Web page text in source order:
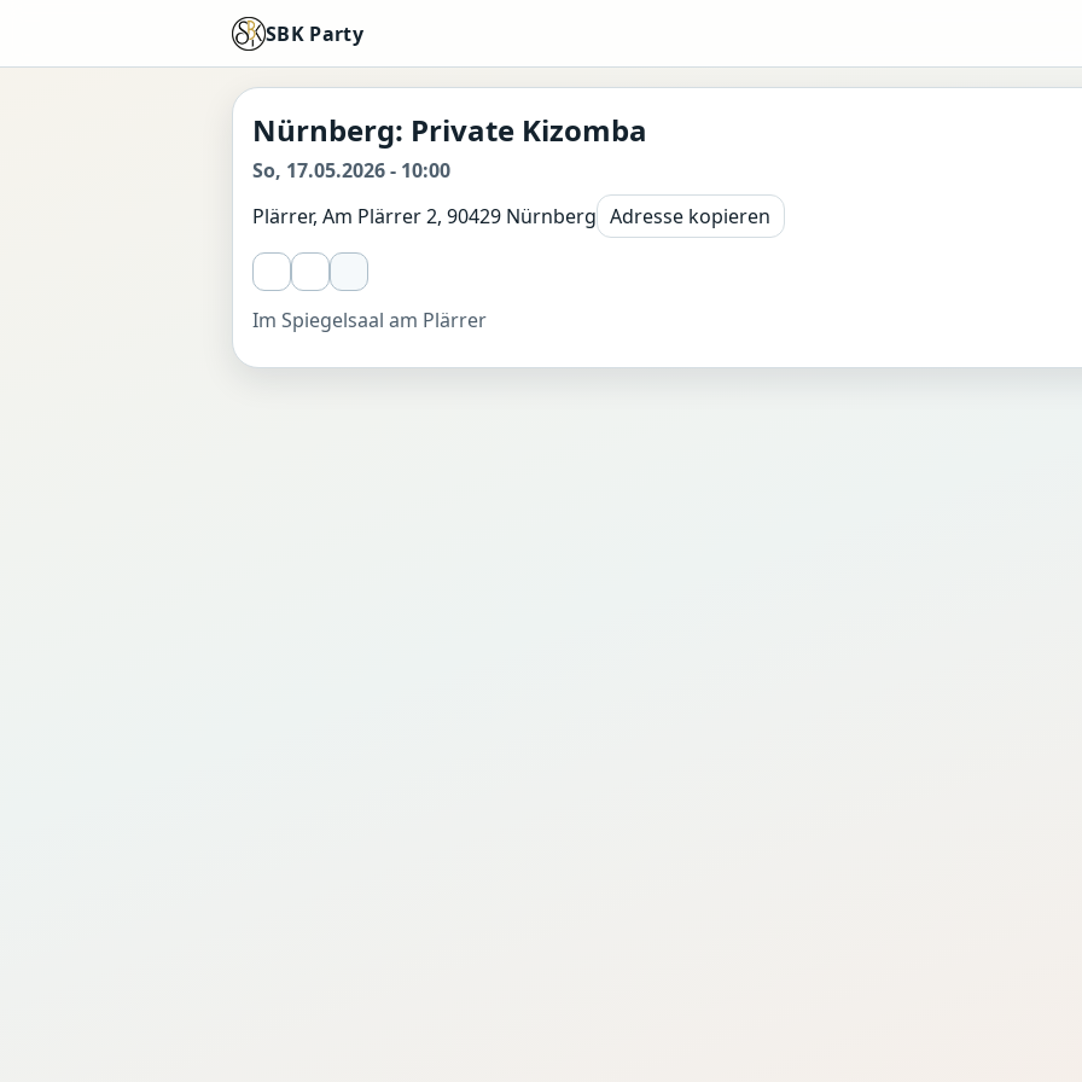
SBK Party
Nürnberg: Private Kizomba
So, 17.05.2026 - 10:00
Plärrer, Am Plärrer 2, 90429 Nürnberg Adresse kopieren
Im Spiegelsaal am Plärrer